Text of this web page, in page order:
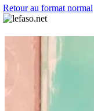
Retour au format normal